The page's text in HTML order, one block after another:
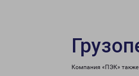
Компания «ПЭК» также